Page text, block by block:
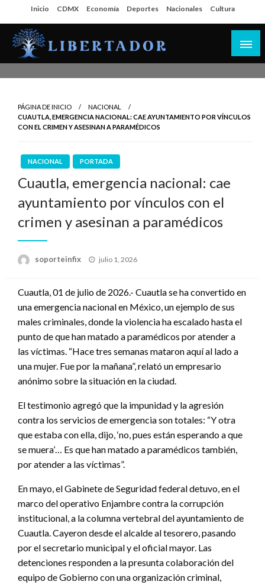
al
contenido
Inicio CDMX Economía Deportes Nacionales Cultura
PÁGINA DE INICIO
NACIONAL
CUAUTLA, EMERGENCIA NACIONAL: CAE AYUNTAMIENTO POR VÍNCULOS
CON EL CRIMEN Y ASESINAN A PARAMÉDICOS
NACIONAL PORTADA
Cuautla, emergencia nacional: cae
ayuntamiento por vínculos con el
crimen y asesinan a paramédicos
soporteinfix
Publicado
julio 1, 2026
Cuautla, 01 de julio de 2026.- Cuautla se ha convertido en
una emergencia nacional en México, un ejemplo de sus
males criminales, donde la violencia ha escalado hasta el
punto de que han matado a paramédicos por atender a
las víctimas. “Hace tres semanas mataron aquí al lado a
una mujer. Fue por la mañana”, relató un empresario
anónimo sobre la situación en la ciudad.
El testimonio agregó que la impunidad y la agresión
contra los servicios de emergencia son totales: “Y otra
que estaba con ella, dijo, ‘no, pues están esperando a que
se muera’… Es que han matado a paramédicos también,
por atender a las víctimas”.
En mayo, el Gabinete de Seguridad federal detuvo, en el
marco del operativo Enjambre contra la corrupción
institucional, a la columna vertebral del ayuntamiento de
Cuautla. Cayeron desde el alcalde al tesorero, pasando
por el secretario municipal y el oficial mayor. Las
detenciones responden a la presunta colaboración del
equipo de Gobierno con una organización criminal,